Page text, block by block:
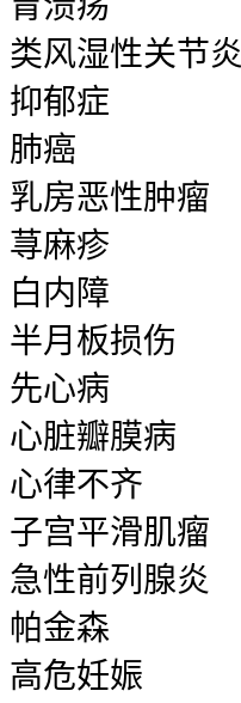
类风湿性关节炎
抑郁症
肺癌
乳房恶性肿瘤
荨麻疹
白内障
半月板损伤
先心病
心脏瓣膜病
心律不齐
子宫平滑肌瘤
急性前列腺炎
帕金森
高危妊娠